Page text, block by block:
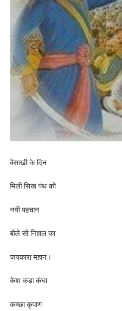
बैसाखी के दिन
मिली सिख पंथ को
नयी पहचान
बोले सो निहाल का
जयकारा महान।
केश कड़ा कंघा
कच्छा कृपाण